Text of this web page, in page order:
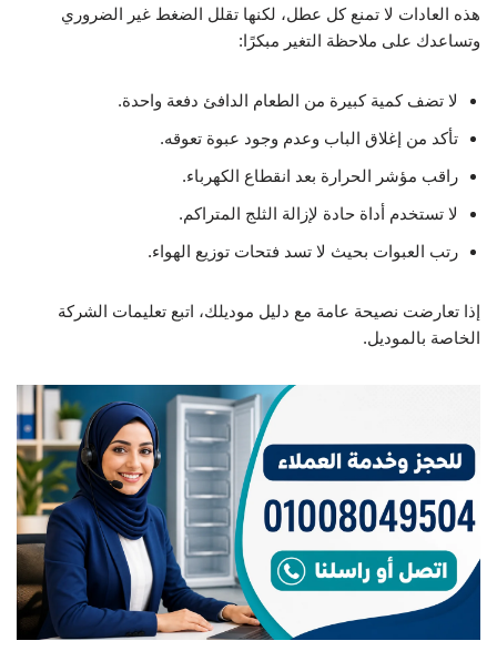
هذه العادات لا تمنع كل عطل، لكنها تقلل الضغط غير الضروري
وتساعدك على ملاحظة التغير مبكرًا:
لا تضف كمية كبيرة من الطعام الدافئ دفعة واحدة.
تأكد من إغلاق الباب وعدم وجود عبوة تعوقه.
راقب مؤشر الحرارة بعد انقطاع الكهرباء.
لا تستخدم أداة حادة لإزالة الثلج المتراكم.
رتب العبوات بحيث لا تسد فتحات توزيع الهواء.
إذا تعارضت نصيحة عامة مع دليل موديلك، اتبع تعليمات الشركة
الخاصة بالموديل.